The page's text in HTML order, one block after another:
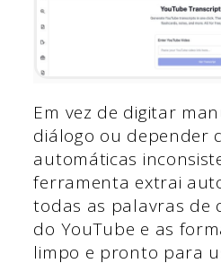
Em vez de digitar
diálogo ou depender
automáticas
ferramenta extrai
todas as palavras de
do YouTube e as
limpo e pronto para